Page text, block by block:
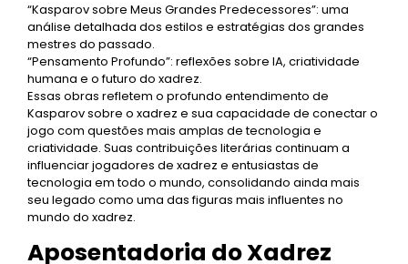
“Kasparov sobre Meus Grandes Predecessores”: uma
análise detalhada dos estilos e estratégias dos grandes
mestres do passado.
“Pensamento Profundo”: reflexões sobre IA, criatividade
humana e o futuro do xadrez.
Essas obras refletem o profundo entendimento de
Kasparov sobre o xadrez e sua capacidade de conectar o
jogo com questões mais amplas de tecnologia e
criatividade. Suas contribuições literárias continuam a
influenciar jogadores de xadrez e entusiastas de
tecnologia em todo o mundo, consolidando ainda mais
seu legado como uma das figuras mais influentes no
mundo do xadrez.
Aposentadoria do Xadrez